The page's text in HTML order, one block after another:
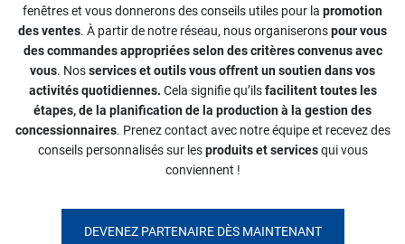
fenêtres et vous donnerons des conseils utiles pour la promotion
des ventes. À partir de notre réseau, nous organiseronspour vous
des commandes appropriées selon des critères convenus avec
vous. Nosservices et outils vous offrent un soutien dans vos
activités quotidiennes. Cela signifie qu’ilsfacilitent toutes les
étapes, de la planification dela production à la gestion des
concessionnaires. Prenez contact avec notre équipe et recevez des
conseils personnalisés sur lesproduits et servicesqui vous
conviennent !
DEVENEZ PARTENAIRE DÈS MAINTENANT